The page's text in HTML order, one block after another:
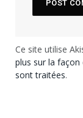
Ce site utilise
plus sur la
sont traitées.